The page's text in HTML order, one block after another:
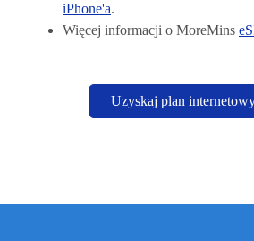
iPhone'a.
Więcej informacji o MoreMins
Uzyskaj plan